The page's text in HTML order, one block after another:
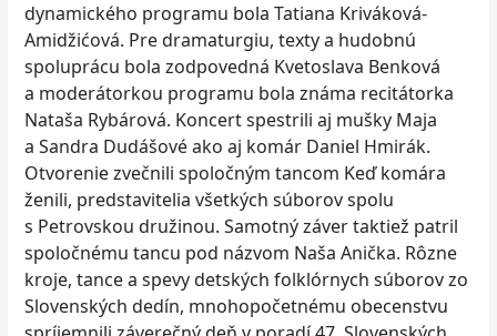
dynamického programu bola Tatiana Kriváková-
Amidžićová. Pre dramaturgiu, texty a hudobnú
spoluprácu bola zodpovedná Kvetoslava Benková
a moderátorkou programu bola známa recitátorka
Nataša Rybárová. Koncert spestrili aj mušky Maja
a Sandra Dudášové ako aj komár Daniel Hmirák.
Otvorenie zvečnili spoločným tancom Keď komára
ženili, predstavitelia všetkých súborov spolu
s Petrovskou družinou. Samotný záver taktiež patril
spoločnému tancu pod názvom Naša Anička. Rôzne
kroje, tance a spevy detských folklórnych súborov zo
Slovenských dedín, mnohopočetnému obecenstvu